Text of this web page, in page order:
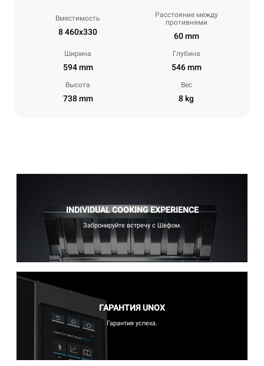
Вместимость
8 460x330
Расстояние между
противнями
60 mm
Ширина
594 mm
Глубина
546 mm
Высота
738 mm
Вес
8 kg
INDIVIDUAL COOKING EXPERIENCE
Забронируйте встречу с Шефом.
ГАРАНТИЯ UNOX
Гарантия успеха.